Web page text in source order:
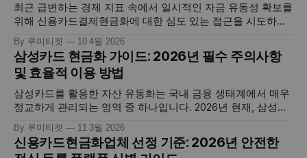
최근 급변하는 경제 지표 속에서 일시적인 자금 유동성 확보를
위해 신용카드결제현금화에 대한 심도 있는 접근을 시도하시
는 분들이 지속적으로 증가하고 있습니다. 이는 단순한 소비
패턴을 넘어, 개인이 보유한 신용 공여 기능을 전략적으로 활
용하여 당면한 재무적 목표를 달성하는 현대적인 자산 운용 기
법의 일환입니다. 하지만 고도화된 핀테크 환경 속에서 올바른
지식 없이 접근할
By 루미티켓 10 4월 2026
삼성카드 현금화 가이드: 2026년 필수 주의사항
및 효율적 이용 방법
삼성카드를 활용한 자산 유동화는 국내 금융 생태계에서 매우
정교하게 관리되는 영역 중 하나입니다. 2026년 현재, 삼성카
드는 독자적인 이상거래탐지시스템(FDS)과 빅데이터 분석을
통해 사용자의 결제 패턴을 실시간으로 보호하며, 동시에 긴급
자금이 필요한 소비자들에게는 포인트 및 한도 기반의 다양한
By 루미티켓 11 3월 2026
신용카드현금화업체 선정 기준: 2026년 안전한